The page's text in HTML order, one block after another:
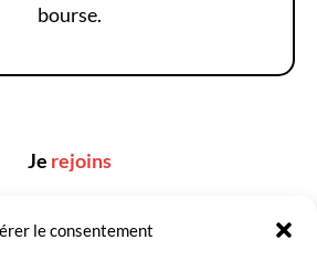
le consentement
bourse.
Je rejoins